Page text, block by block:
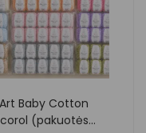
Baby Cotton
(pakuotės